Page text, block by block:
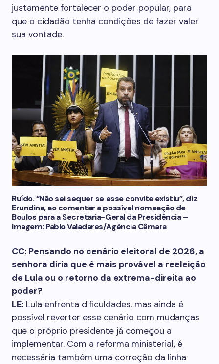
justamente fortalecer o poder popular, para
que o cidadão tenha condições de fazer valer
sua vontade.
Ruído. “Não sei sequer se esse convite existiu”, diz
Erundina, ao comentar a possível nomeação de
Boulos para a Secretaria-Geral da Presidência –
Imagem: Pablo Valadares/Agência Câmara
CC: Pensando no cenário eleitoral de 2026, a
senhora diria que é mais provável a reeleição
de Lula ou o retorno da extrema-direita ao
poder?
LE: Lula enfrenta dificuldades, mas ainda é
possível reverter esse cenário com mudanças
que o próprio presidente já começou a
implementar. Com a reforma ministerial, é
necessária também uma correção da linha